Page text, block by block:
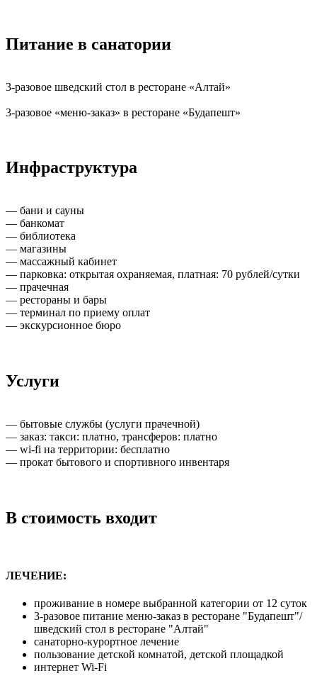
Питание в санатории
3-разовое шведский стол в ресторане «Алтай»
3-разовое «меню-заказ» в ресторане «Будапешт»
Инфраструктура
— бани и сауны
— банкомат
— библиотека
— магазины
— массажный кабинет
— парковка: открытая охраняемая, платная: 70 рублей/сутки
— прачечная
— рестораны и бары
— терминал по приему оплат
— экскурсионное бюро
Услуги
— бытовые службы (услуги прачечной)
— заказ: такси: платно, трансферов: платно
— wi-fi на территории: бесплатно
— прокат бытового и спортивного инвентаря
В стоимость входит
ЛЕЧЕНИЕ:
проживание в номере выбранной категории от 12 суток
3-разовое питание меню-заказ в ресторане "Будапешт"/
шведский стол в ресторане "Алтай"
санаторно-курортное лечение
пользование детской комнатой, детской площадкой
интернет Wi-Fi